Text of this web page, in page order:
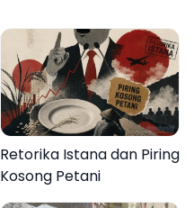
Retorika Istana dan Piring
Kosong Petani